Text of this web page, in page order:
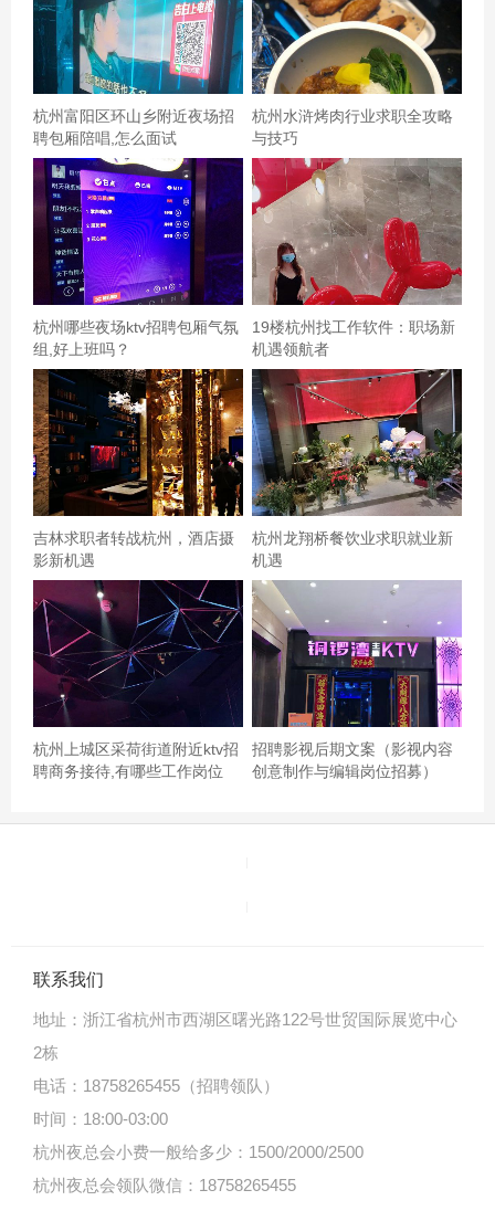
起，长龙家园周边共享办公空间丰富，适合创业或兼职。
**求职技巧**： - 利用**BOSS直聘、拉勾网**等平台，筛选
“长龙家园周边3公里”岗位，缩短通勤时间。 - 参加杭州人
才市场、高校招聘会，增加面试机会。 - 提前了解企业薪资
范围，避免因信息差导致“租房后工资不够花”的
杭州富阳区环山乡附近夜场招
聘包厢陪唱,怎么面试
杭州水浒烤肉行业求职全攻略
与技巧
杭州哪些夜场ktv招聘包厢气氛
组,好上班吗？
19楼杭州找工作软件：职场新
机遇领航者
吉林求职者转战杭州，酒店摄
影新机遇
杭州龙翔桥餐饮业求职就业新
机遇
杭州上城区采荷街道附近ktv招
聘商务接待,有哪些工作岗位
招聘影视后期文案（影视内容
创意制作与编辑岗位招募）
联系我们
地址： 浙江省杭州市西湖区曙光路122号世贸国际展览中心
2栋
电话：18758265455（招聘领队）
时间：18:00-03:00
杭州夜总会小费一般给多少：1500/2000/2500
杭州夜总会领队微信：18758265455